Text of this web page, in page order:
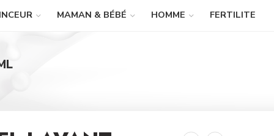
MAMAN & BÉBÉ HOMME FERTILITE